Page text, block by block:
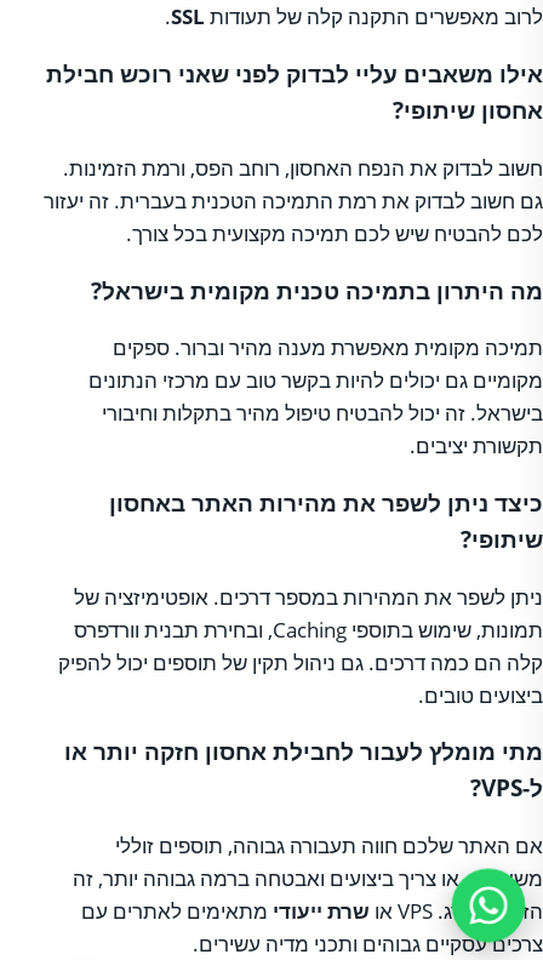
לרוב מאפשרים התקנה קלה של תעודות SSL
.
אילו משאבים עליי לבדוק לפני שאני רוכש חבילת
אחסון שיתופי?
חשוב לבדוק את הנפח האחסון, רוחב הפס, ורמת הזמינות.
גם חשוב לבדוק את רמת התמיכה הטכנית בעברית. זה יעזור
לכם להבטיח שיש לכם תמיכה מקצועית בכל צורך.
מה היתרון בתמיכה טכנית מקומית בישראל?
תמיכה מקומית מאפשרת מענה מהיר וברור. ספקים
מקומיים גם יכולים להיות בקשר טוב עם מרכזי הנתונים
בישראל. זה יכול להבטיח טיפול מהיר בתקלות וחיבורי
תקשורת יציבים.
כיצד ניתן לשפר את מהירות האתר באחסון
שיתופי?
ניתן לשפר את המהירות במספר דרכים. אופטימיזציה של
תמונות, שימוש בתוספי Caching, ובחירת תבנית וורדפרס
קלה הם כמה דרכים. גם ניהול תקין של תוספים יכול להפיק
ביצועים טובים.
מתי מומלץ לעבור לחבילת אחסון חזקה יותר או
ל-VPS?
אם האתר שלכם חווה תעבורה גבוהה, תוספים זוללי
משאבים, או צריך ביצועים ואבטחה ברמה גבוהה יותר, זה
הזמן לשדרג. VPS או
שרת ייעודי מתאימים לאתרים עם
צרכים עסקיים גבוהים ותכני מדיה עשירים.